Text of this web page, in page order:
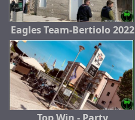
Eagles Team-Bertiolo 2022